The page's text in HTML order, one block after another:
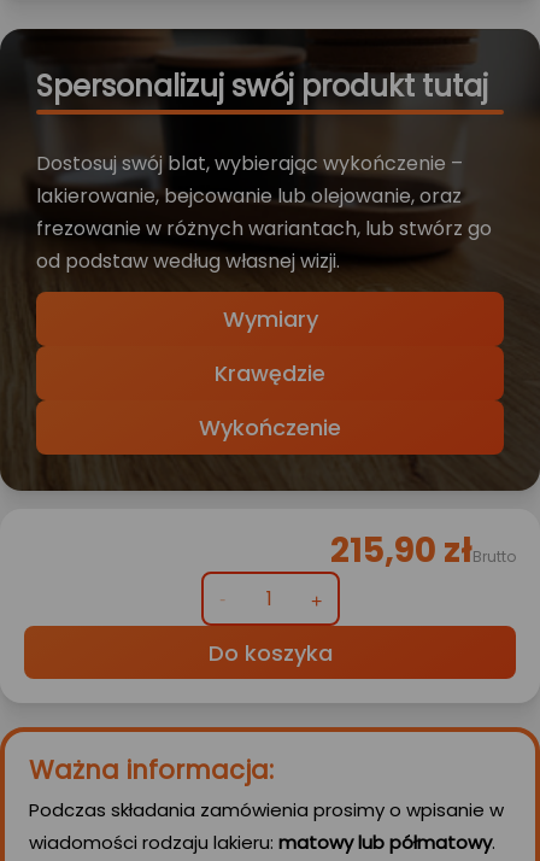
Spersonalizuj swój produkt tutaj
Dostosuj swój blat, wybierając wykończenie –
lakierowanie, bejcowanie lub olejowanie, oraz
frezowanie w różnych wariantach, lub stwórz go
od podstaw według własnej wizji.
Wymiary
Krawędzie
Wykończenie
215,90 złBrutto
Do koszyka
Ważna informacja:
Podczas składania zamówienia prosimy o wpisanie w
wiadomości rodzaju lakieru: matowy lub półmatowy.